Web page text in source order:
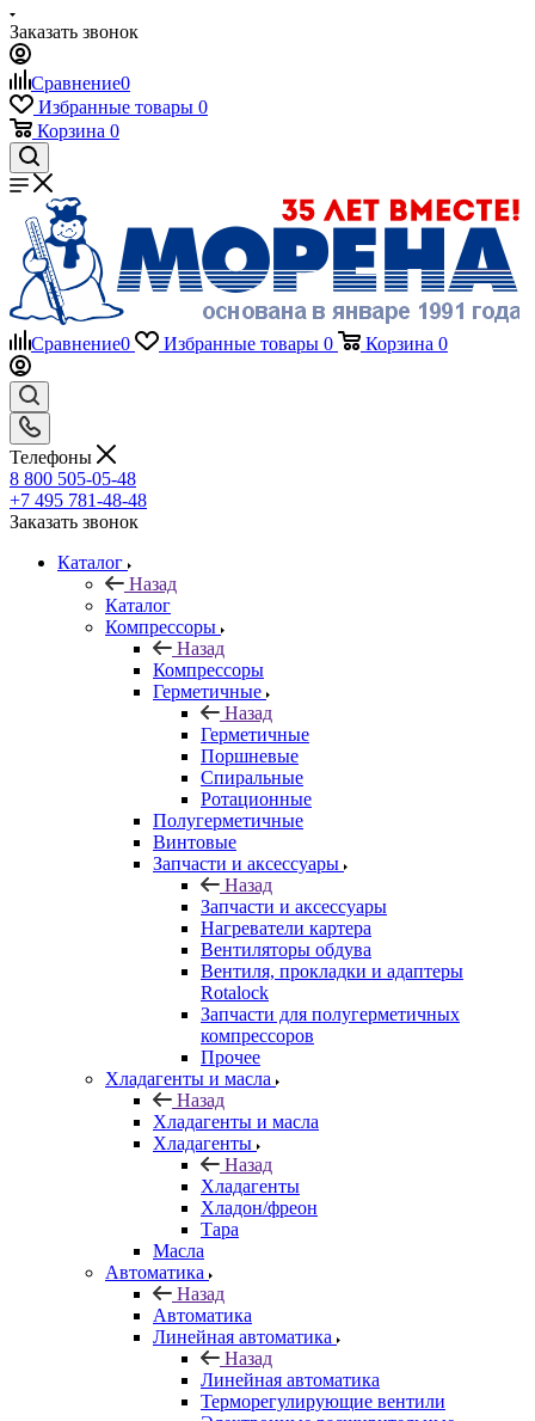
Заказать звонок
Сравнение0
Избранные товары 0
Корзина 0
Сравнение0 Избранные товары 0 Корзина 0
Телефоны
8 800 505-05-48
+7 495 781-48-48
Заказать звонок
Каталог
Назад
Каталог
Компрессоры
Назад
Компрессоры
Герметичные
Назад
Герметичные
Поршневые
Спиральные
Ротационные
Полугерметичные
Винтовые
Запчасти и аксессуары
Назад
Запчасти и аксессуары
Нагреватели картера
Вентиляторы обдува
Вентиля, прокладки и адаптеры
Rotalock
Запчасти для полугерметичных
компрессоров
Прочее
Хладагенты и масла
Назад
Хладагенты и масла
Хладагенты
Назад
Хладагенты
Хладон/фреон
Тара
Масла
Автоматика
Назад
Автоматика
Линейная автоматика
Назад
Линейная автоматика
Терморегулирующие вентили